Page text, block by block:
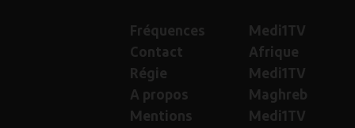
Medi1TV
Afrique
Medi1TV
Maghreb
Medi1TV
Fréquences
Contact
Régie
A propos
Mentions